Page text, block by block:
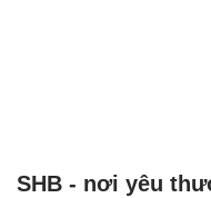
SHB - nơi yêu